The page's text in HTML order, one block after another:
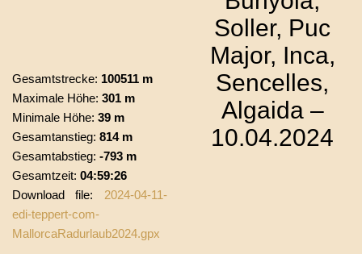
Gesamtstrecke: 100511 m
Maximale Höhe: 301 m
Minimale Höhe: 39 m
Gesamtanstieg: 814 m
Gesamtabstieg: -793 m
Gesamtzeit: 04:59:26
Download file: 2024-04-11-
edi-teppert-com-
MallorcaRadurlaub2024.gpx
Soller, Puc
Major, Inca,
Sencelles,
Algaida –
10.04.2024